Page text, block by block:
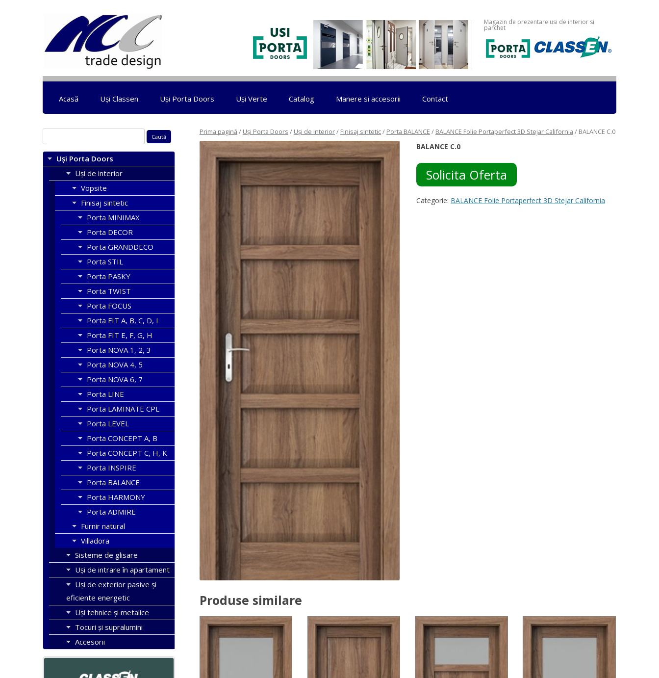
Magazin de prezentare usi de interior si
parchet
Sari la conținut
Acasă Uși Classen Uși Porta Doors Uși Verte Catalog Manere si accesorii Contact
Prima pagină / Uși Porta Doors / Uși de interior/ Finisaj sintetic/ Porta BALANCE / BALANCE Folie Portaperfect 3D Stejar California / BALANCE C.0
BALANCE C.0
Solicita Oferta
Categorie: BALANCE Folie Portaperfect 3D Stejar California
Produse similare
după:
Uși Porta Doors
Uși de interior
Vopsite
Finisaj sintetic
Porta MINIMAX
Porta DECOR
Porta GRANDDECO
Porta STIL
Porta PASKY
Porta TWIST
Porta FOCUS
Porta FIT A, B, C, D, I
Porta FIT E, F, G, H
Porta NOVA 1, 2, 3
Porta NOVA 4, 5
Porta NOVA 6, 7
Porta LINE
Porta LAMINATE CPL
Porta LEVEL
Porta CONCEPT A, B
Porta CONCEPT C, H, K
Porta INSPIRE
Porta BALANCE
Porta HARMONY
Porta ADMIRE
Furnir natural
Villadora
Sisteme de glisare
Uși de intrare în apartament
Uşi de exterior pasive şi
eficiente energetic
Uși tehnice și metalice
Tocuri şi supralumini
Accesorii